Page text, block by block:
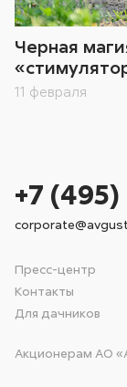
Черная
11 февраля
Пресс-центр
Контакты
Для дачников
Акционерам АО
+7